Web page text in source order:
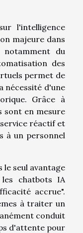
l'intelligence
majeure dans
du
des
permet de
nécessité d'une
Grâce à
sont en mesure
réactif et
à un personnel
le seul avantage
chatbots IA
accrue".
à traiter un
conduit
d'attente pour